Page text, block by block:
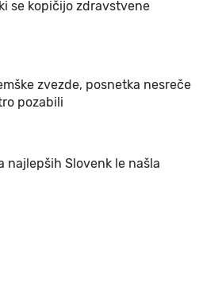
se kopičijo zdravstvene
zvezde, posnetka nesreče
pozabili
najlepših Slovenk le našla